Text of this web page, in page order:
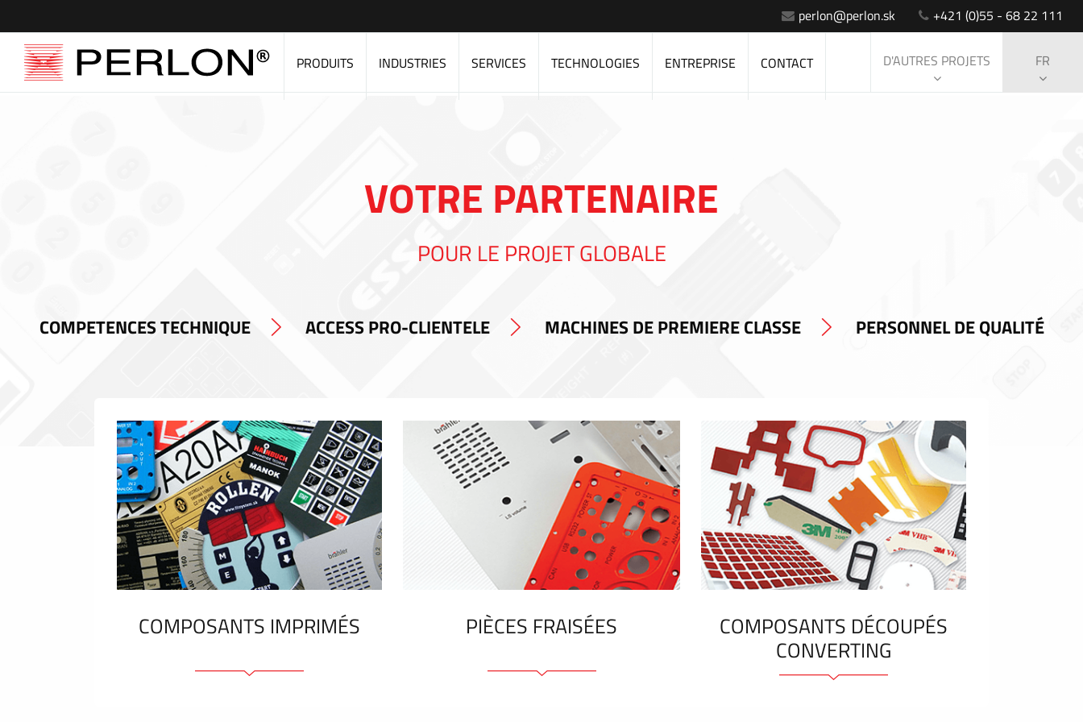
perlon@perlon.sk +421 (0)55 - 68 22 111
PRODUITS INDUSTRIES SERVICES TECHNOLOGIES ENTREPRISE CONTACT D'AUTRES PROJETS FR
VOTRE PARTENAIRE
POUR LE PROJET GLOBALE
COMPETENCES TECHNIQUE ACCESS PRO-CLIENTELE MACHINES DE PREMIERE CLASSE PERSONNEL DE QUALITÉ
COMPOSANTS IMPRIMÉS PIÈCES FRAISÉES COMPOSANTS DÉCOUPÉS
CONVERTING